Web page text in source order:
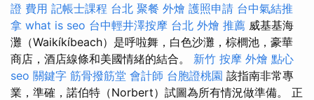
證 費用 記帳士課程 台北 聚餐 外燴 護照申請 台中氣結推
拿 what is seo 台中輕井澤按摩 台北 外燴 推薦 威基基海
灘（Waikíkíbeach）是呼啦舞，白色沙灘，棕櫚池，豪華
商店，酒店線條和美國情緒的結合。 新竹 按摩 外燴 點心
seo 關鍵字 筋骨撥筋堂 會計師 台胞證桃園 該指南非常專
業，準確，諾伯特（Norbert）試圖為所有情況做準備。 正